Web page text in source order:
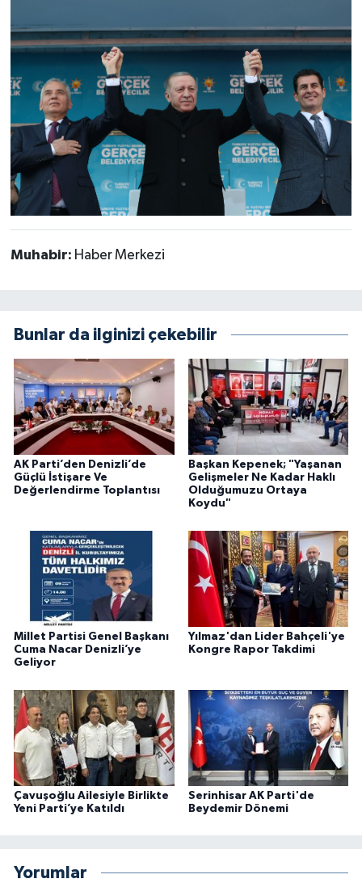
Muhabir: Haber Merkezi
Bunlar da ilginizi çekebilir
AK Parti’den Denizli’de
Güçlü İstişare Ve
Değerlendirme Toplantısı
Başkan Kepenek; "Yaşanan
Gelişmeler Ne Kadar Haklı
Olduğumuzu Ortaya
Koydu"
Millet Partisi Genel Başkanı
Cuma Nacar Denizli’ye
Geliyor
Yılmaz'dan Lider Bahçeli'ye
Kongre Rapor Takdimi
Çavuşoğlu Ailesiyle Birlikte
Yeni Parti’ye Katıldı
Serinhisar AK Parti'de
Beydemir Dönemi
Yorumlar